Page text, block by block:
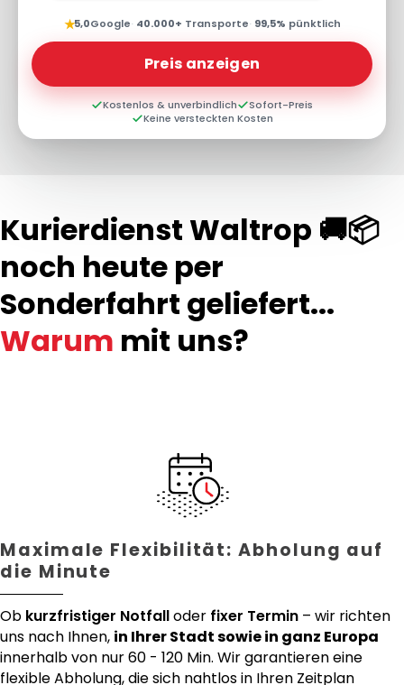
★5,0Google· 40.000+ Transporte· 99,5% pünktlich
Preis anzeigen
Kostenlos & unverbindlich
Sofort-Preis
Keine versteckten Kosten
Kurierdienst Waltrop 🚚📦
noch heute per
Sonderfahrt geliefert...
Warum mit uns?
Maximale Flexibilität: Abholung auf
die Minute
Ob kurzfristiger Notfalloder fixer Termin – wir richten
uns nach Ihnen, in Ihrer Stadt sowie in ganz Europa
innerhalb von nur 60 - 120 Min. Wir garantieren eine
flexible Abholung, die sich nahtlos in Ihren Zeitplan